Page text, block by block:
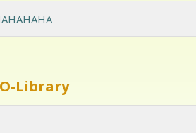
Library